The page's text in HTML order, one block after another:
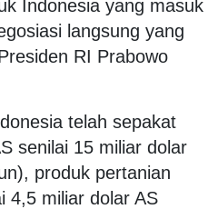
Indonesia yang masuk
langsung yang
RI Prabowo
telah sepakat
senilai 15 miliar dolar
produk pertanian
4,5 miliar dolar AS